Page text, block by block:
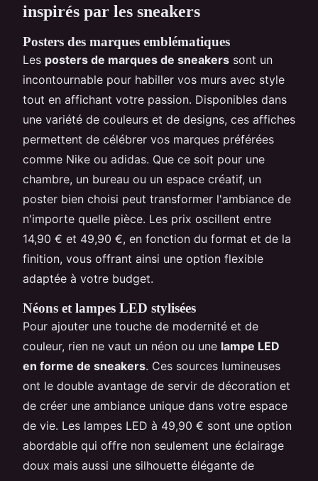
inspirés par les sneakers
Posters des marques emblématiques
Les posters de marques de sneakers sont un
incontournable pour habiller vos murs avec style
tout en affichant votre passion. Disponibles dans
une variété de couleurs et de designs, ces affiches
permettent de célébrer vos marques préférées
comme Nike ou adidas. Que ce soit pour une
chambre, un bureau ou un espace créatif, un
poster bien choisi peut transformer l'ambiance de
n'importe quelle pièce. Les prix oscillent entre
14,90 € et 49,90 €, en fonction du format et de la
finition, vous offrant ainsi une option flexible
adaptée à votre budget.
Néons et lampes LED stylisées
Pour ajouter une touche de modernité et de
couleur, rien ne vaut un néon ou une lampe LED
en forme de sneakers. Ces sources lumineuses
ont le double avantage de servir de décoration et
de créer une ambiance unique dans votre espace
de vie. Les lampes LED à 49,90 € sont une option
abordable qui offre non seulement une éclairage
doux mais aussi une silhouette élégante de